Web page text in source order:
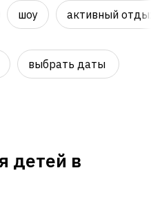
шоу активный
выбрать даты
детей в